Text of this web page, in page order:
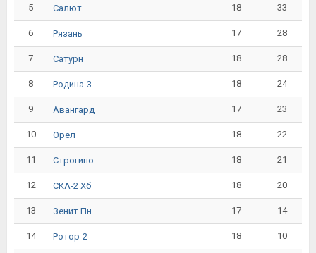
5 Салют 18 33
6 Рязань 17 28
7 Сатурн 18 28
8 Родина-3 18 24
9 Авангард 17 23
10 Орёл 18 22
11 Строгино 18 21
12 СКА-2 Хб 18 20
13 Зенит Пн 17 14
14 Ротор-2 18 10